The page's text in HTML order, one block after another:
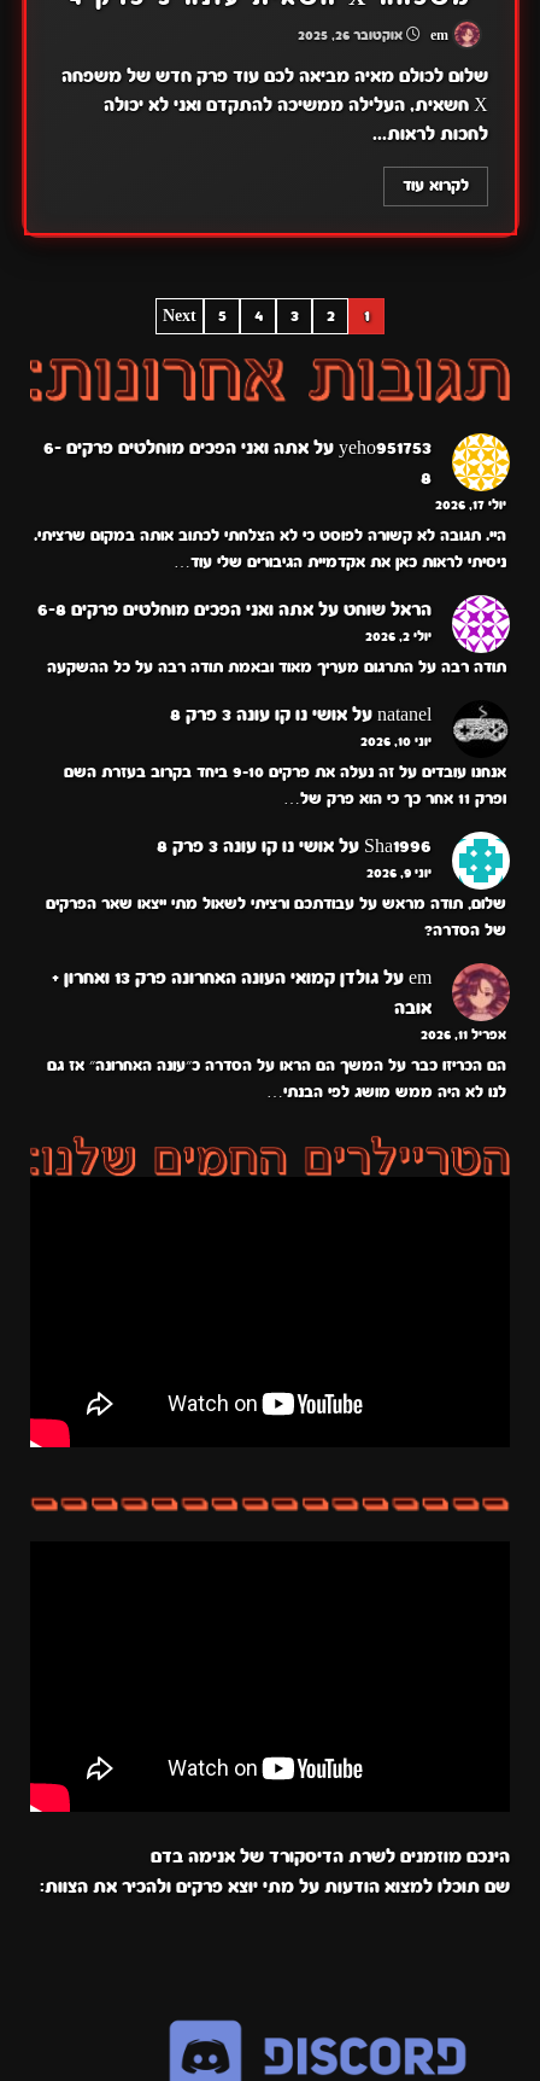
em אוקטובר 26, 2025
שלום לכולם מאיה מביאה לכם עוד פרק חדש של משפחה
X חשאית, העלילה ממשיכה להתקדם ואני לא יכולה
לחכות לראות...
לקרוא עוד
POSTS
PAGINATION
1
2
3
4
5
Next
yeho951753 על
אתה ואני הפכים מוחלטים פרקים 6-
8
יולי 17, 2026
היי. תגובה לא קשורה לפוסט כי לא הצלחתי לכתוב אותה במקום שרציתי.
ניסיתי לראות כאן את אקדמיית הגיבורים שלי עוד…
הראל שוחט על אתה ואני הפכים מוחלטים פרקים 6-8
יולי 2, 2026
תודה רבה על התרגום מעריך מאוד ובאמת תודה רבה על כל ההשקעה
natanel על אושי נו קו עונה 3 פרק 8
יוני 10, 2026
אנחנו עובדים על זה נעלה את פרקים 9-10 ביחד בקרוב בעזרת השם
ופרק 11 אחר כך כי הוא פרק של…
Sha1996 על אושי נו קו עונה 3 פרק 8
יוני 9, 2026
שלום, תודה מראש על עבודתכם ורציתי לשאול מתי ייצאו שאר הפרקים
של הסדרה?
em על
גולדן קמואי העונה האחרונה פרק 13 ואחרון +
אובה
אפריל 11, 2026
הם הכריזו כבר על המשך הם הראו על הסדרה כ״עונה האחרונה״ אז גם
לנו לא היה ממש מושג לפי הבנתי…
הינכם מוזמנים לשרת הדיסקורד של אנימה בדם
שם תוכלו למצוא הודעות על מתי יוצא פרקים ולהכיר את הצוות: